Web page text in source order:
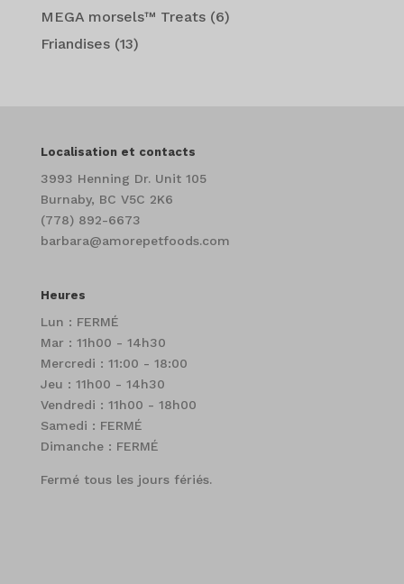
MEGA morsels™ Treats (6)
Friandises (13)
Localisation et contacts
3993 Henning Dr. Unit 105
Burnaby, BC V5C 2K6
(778) 892-6673
barbara@amorepetfoods.com
Heures
Lun : FERMÉ
Mar : 11h00 - 14h30
Mercredi : 11:00 - 18:00
Jeu : 11h00 - 14h30
Vendredi : 11h00 - 18h00
Samedi : FERMÉ
Dimanche : FERMÉ
Fermé tous les jours fériés.